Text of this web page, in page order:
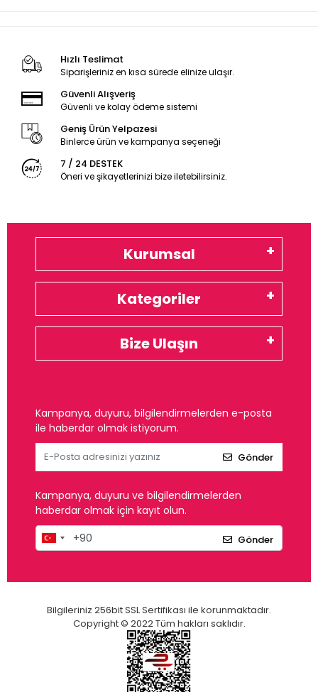
Hızlı Teslimat
Siparişleriniz en kısa sürede elinize ulaşır.
Güvenli Alışveriş
Güvenli ve kolay ödeme sistemi
Geniş Ürün Yelpazesi
Binlerce ürün ve kampanya seçeneği
7 / 24 DESTEK
Öneri ve şikayetlerinizi bize iletebilirsiniz.
Kurumsal
Kategoriler
Bize Ulaşın
Kampanya, duyuru, bilgilendirmelerden e-posta
ile haberdar olmak istiyorum.
Gönder
Kampanya, duyuru ve bilgilendirmelerden
haberdar olmak için kayıt olun.
Gönder
Bilgileriniz 256bit SSL Sertifikası ile korunmaktadır.
Copyright © 2022 Tüm hakları saklıdır.